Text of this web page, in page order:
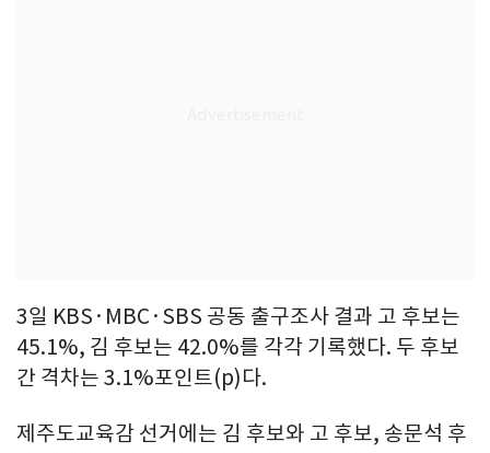
3일 KBS·MBC·SBS 공동 출구조사 결과 고 후보는
45.1%, 김 후보는 42.0%를 각각 기록했다. 두 후보
간 격차는 3.1%포인트(p)다.
제주도교육감 선거에는 김 후보와 고 후보, 송문석 후